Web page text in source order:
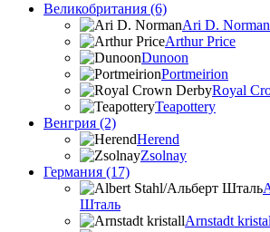
Великобритания (6)
Ari D. Norman
Arthur Price
Dunoon
Portmeirion
Royal
Teapottery
Венгрия (2)
Herend
Zsolnay
Германия (17)
Шталь
Arnstadt